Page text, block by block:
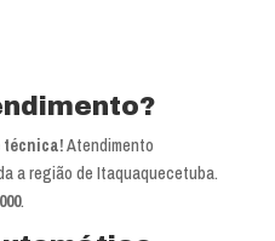
técnica!Atendimento
a região de Itaquaquecetuba.
.